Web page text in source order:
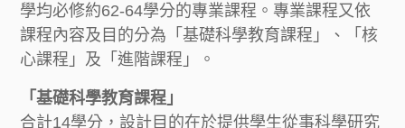
學均必修約62-64學分的專業課程。專業課程又依
課程內容及目的分為「基礎科學教育課程」、「核
心課程」及「進階課程」。
「基礎科學教育課程」
合計14學分，設計目的在於提供學生從事科學研究